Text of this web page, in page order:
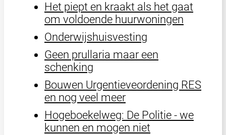
Het piept en kraakt als het gaat
om voldoende huurwoningen
Onderwijshuisvesting
Geen prullaria maar een
schenking
Bouwen Urgentieveordening RES
en nog veel meer
Hogeboekelweg: De Politie - we
kunnen en mogen niet